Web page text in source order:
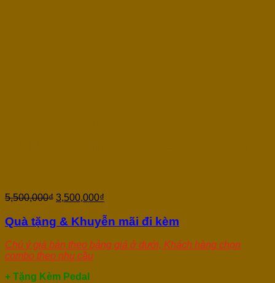
5,500,000₫ 3,500,000₫
Quà tặng & Khuyễn mãi đi kèm
Chú ý giá bán theo bảng giá ở dưới, Khách hàng chọn
combo theo nhu cầu
+ Tặng Kèm Pedal